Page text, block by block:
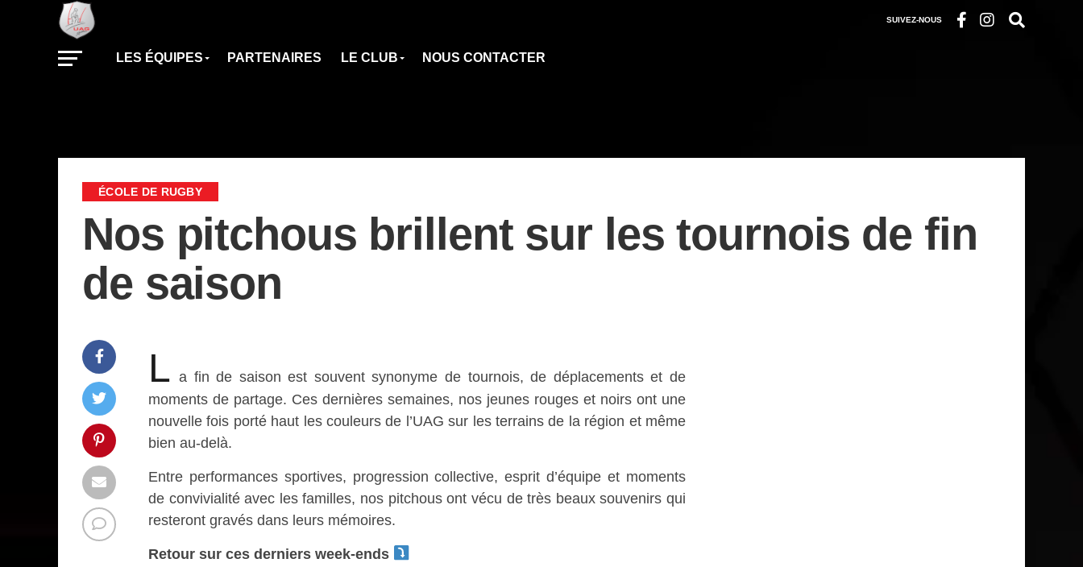
SUIVEZ-NOUS
LES ÉQUIPES PARTENAIRES LE CLUB NOUS CONTACTER
ÉCOLE DE RUGBY
Nos pitchous brillent sur les tournois de fin
de saison
L a fin de saison est souvent synonyme de tournois, de déplacements et de
moments de partage. Ces dernières semaines, nos jeunes rouges et noirs ont une
nouvelle fois porté haut les couleurs de l’UAG sur les terrains de la région et même
bien au-delà.
Entre performances sportives, progression collective, esprit d’équipe et moments
de convivialité avec les familles, nos pitchous ont vécu de très beaux souvenirs qui
resteront gravés dans leurs mémoires.
Retour sur ces derniers week-ends